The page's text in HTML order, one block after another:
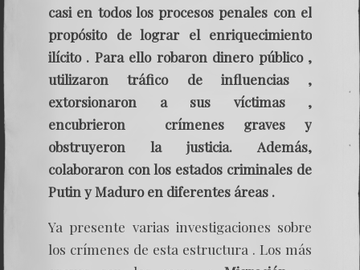
casi en todos los procesos penales con el
propósito de lograr el enriquecimiento
ilícito . Para ello robaron dinero público ,
utilizaron tráfico de influencias ,
extorsionaron a sus víctimas ,
encubrieron crímenes graves y
obstruyeron la justicia. Además,
colaboraron con los estados criminales de
Putin y Maduro en diferentes áreas .
Ya presente varias investigaciones sobre
los crímenes de esta estructura . Los más